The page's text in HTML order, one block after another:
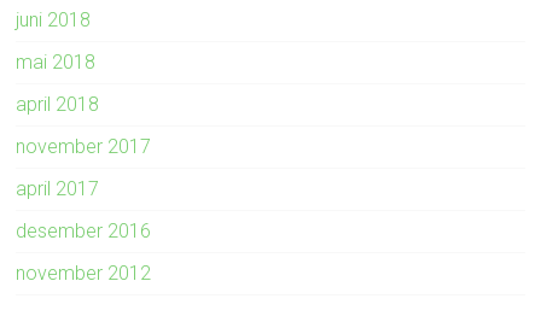
juni 2018
mai 2018
april 2018
november 2017
april 2017
desember 2016
november 2012